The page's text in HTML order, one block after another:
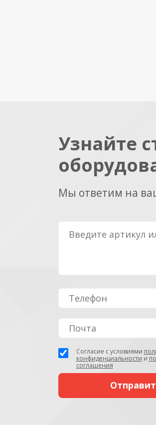
Узнайте
Мы ответим на
Согласие с условиями
конфиденциальности и
соглашения